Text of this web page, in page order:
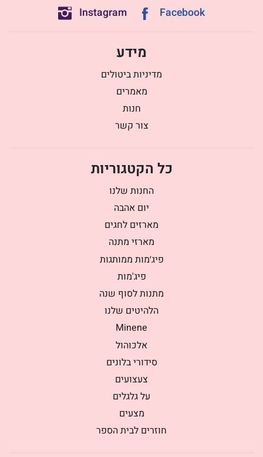
Facebook
Instagram
מידע
מדיניות ביטולים
מאמרים
חנות
צור קשר
כל הקטגוריות
החנות שלנו
יום אהבה
מארזים לחגים
מארזי מתנה
פיג׳מות ממותגות
פיג'מות
מתנות לסוף שנה
הלהיטים שלנו
Minene
אלכוהול
סידורי בלונים
צעצועים
על גלגלים
מצעים
חוזרים לבית הספר